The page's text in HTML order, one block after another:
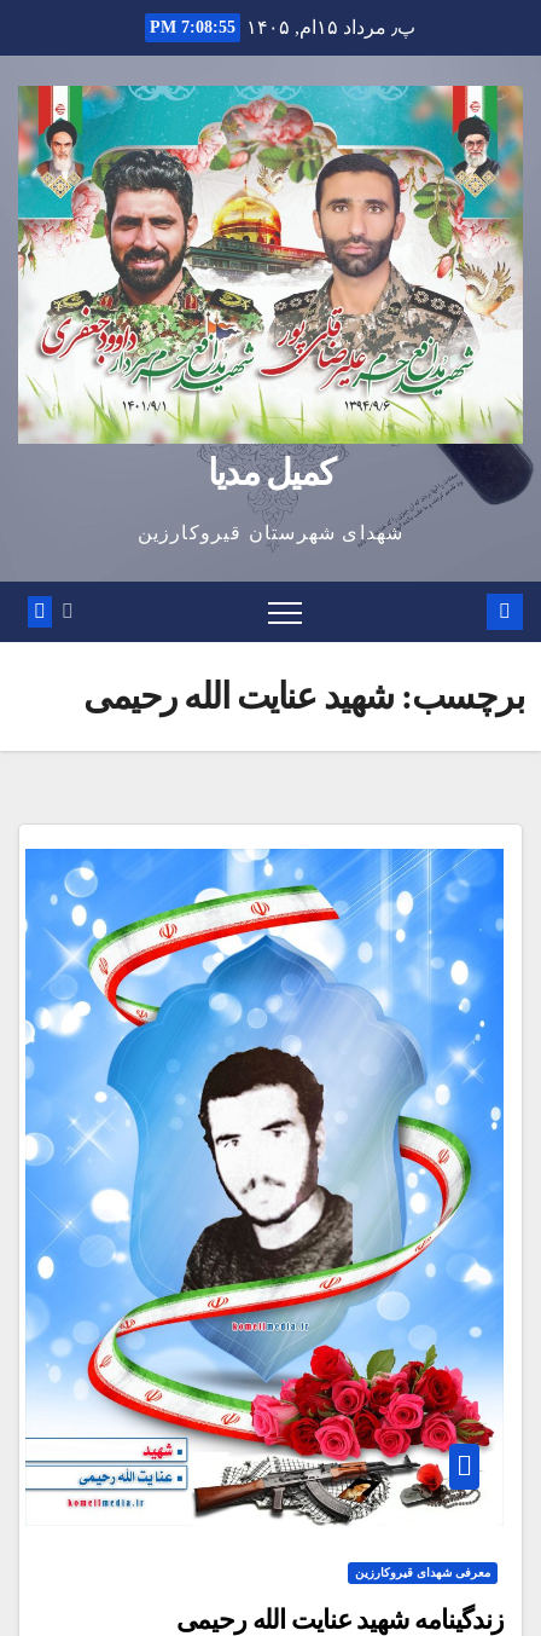
to
content
پ٫ مرداد ۱۵ام, ۱۴۰۵ 7:08:56 PM
کمیل مدیا
شهدای شهرستان قیروکارزین
برچسب:شهید عنایت الله رحیمی
معرفی شهدای قیروکارزین
زندگینامه شهید عنایت الله رحیمی